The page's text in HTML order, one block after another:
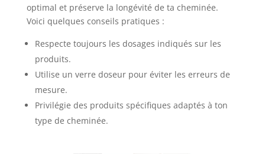
optimal et préserve la longévité de ta cheminée.
Voici quelques conseils pratiques :
Respecte toujours les dosages indiqués sur les
produits.
Utilise un verre doseur pour éviter les erreurs de
mesure.
Privilégie des produits spécifiques adaptés à ton
type de cheminée.